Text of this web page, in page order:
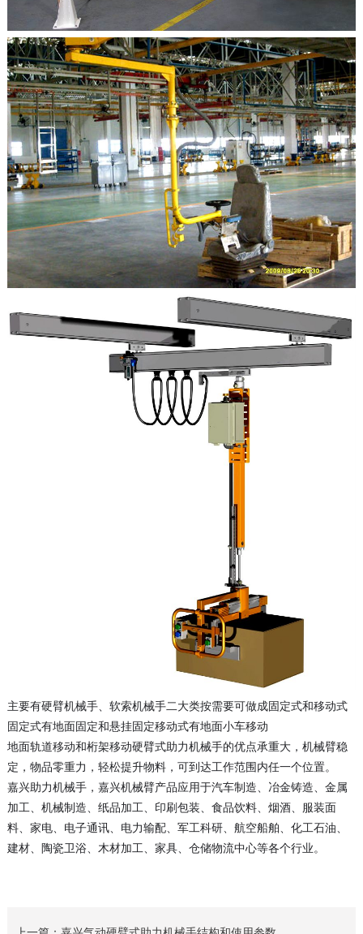
主要有硬臂机械手、软索机械手二大类按需要可做成固定式和移动式
固定式有地面固定和悬挂固定移动式有地面小车移动
地面轨道移动和桁架移动硬臂式助力机械手的优点承重大，机械臂稳
定，物品零重力，轻松提升物料，可到达工作范围内任一个位置。
嘉兴助力机械手，嘉兴机械臂产品应用于汽车制造、冶金铸造、金属
加工、机械制造、纸品加工、印刷包装、食品饮料、烟酒、服装面
料、家电、电子通讯、电力输配、军工科研、航空船舶、化工石油、
建材、陶瓷卫浴、木材加工、家具、仓储物流中心等各个行业。